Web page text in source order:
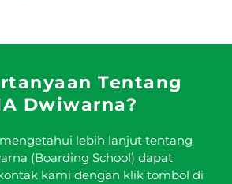
Tentang
Dwiwarna?
lebih lanjut tentang
(Boarding School) dapat
kami dengan klik tombol di